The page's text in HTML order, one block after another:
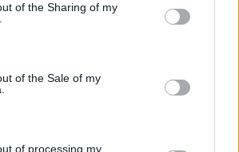
or usage behaviour. You may click to
specified purposes in below Google
of the Sharing of my
of the Sale of my
of processing my
Posizione Servizi